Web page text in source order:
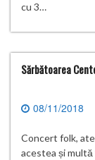
cu 3…
Sărbătoarea
08/11/2018
Concert folk,
acestea și